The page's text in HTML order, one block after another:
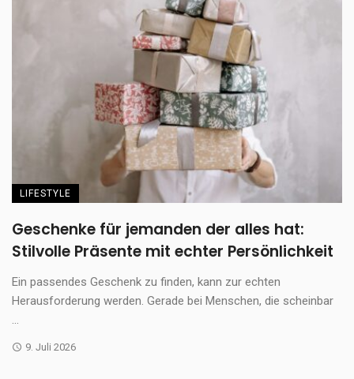
LIFESTYLE
Geschenke für jemanden der alles hat:
Stilvolle Präsente mit echter Persönlichkeit
Ein passendes Geschenk zu finden, kann zur echten
Herausforderung werden. Gerade bei Menschen, die scheinbar
...
9. Juli 2026